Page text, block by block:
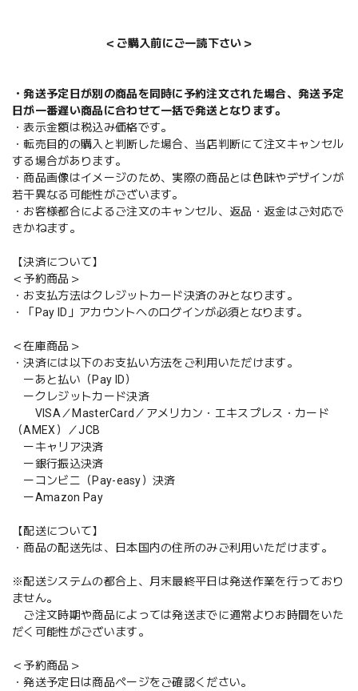
＜ご購入前にご一読下さい＞
・発送予定日が別の商品を同時に予約注文された場合、発送予定
日が一番遅い商品に合わせて一括で発送となります。
・表示金額は税込み価格です。
・転売目的の購入と判断した場合、当店判断にて注文キャンセル
する場合があります。
・商品画像はイメージのため、実際の商品とは色味やデザインが
若干異なる可能性がございます。
・お客様都合によるご注文のキャンセル、返品・返金はご対応で
きかねます。
【決済について】
＜予約商品＞
・お支払方法はクレジットカード決済のみとなります。
・「Pay ID」アカウントへのログインが必須となります。
＜在庫商品＞
・決済には以下のお支払い方法をご利用いただけます。
ーあと払い（Pay ID）
ークレジットカード決済
VISA／MasterCard／アメリカン・エキスプレス・カード
（AMEX）／JCB
ーキャリア決済
ー銀行振込決済
ーコンビニ（Pay-easy）決済
ーAmazon Pay
【配送について】
・商品の配送先は、日本国内の住所のみご利用いただけます。
※配送システムの都合上、月末最終平日は発送作業を行っており
ません。
ご注文時期や商品によっては発送までに通常よりお時間をいた
だく可能性がございます。
＜予約商品＞
・発送予定日は商品ページをご確認ください。